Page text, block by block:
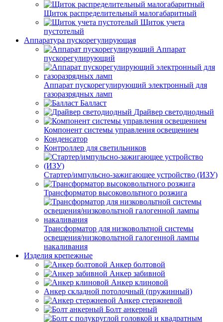
Щиток распределительный малогабаритный
Щиток учета
пустотелый
Аппаратура пускорегулирующая
Аппарат
пускорегулирующий
Аппарат пускорегулирующий электронный для
газоразрядных ламп
Балласт
Драйвер светодиодный
Компонент системы управления освещением
Конденсатор
Контроллер для светильников
Стартер/импульсно-зажигающее устройство (ИЗУ)
Трансформатор высоковольтного розжига
Трансформатор для низковольтной системы
освещения/низковольтной галогенной лампы
накаливания
Изделия крепежные
Анкер болтовой
Анкер забивной
Анкер клиновой
Анкер складной потолочный (пружинный)
Анкер стержневой
Болт анкерный